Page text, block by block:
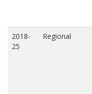
2018-
25
Regional